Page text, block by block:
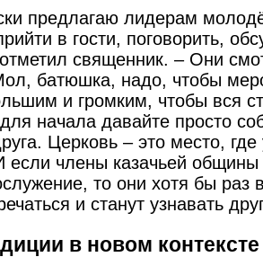
предлагаю лидерам
в гости, поговорить,
священник. – Они
батюшка, надо, чтобы
и громким, чтобы вся
начала давайте просто
Церковь – это место, где
если члены казачьей
то они хотя бы раз
и станут узнавать
в новом контексте